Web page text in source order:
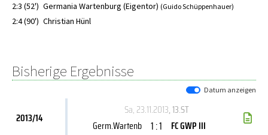
2:3 (52') Germania Wartenburg (Eigentor) (Guido Schüppenhauer)
2:4 (90') Christian Hünl
Bisherige Ergebnisse
Datum anzeigen
2013/14
Sa, 23.11.2013, 13.ST
Germ.Wartenb 1 : 1
FC GWP III